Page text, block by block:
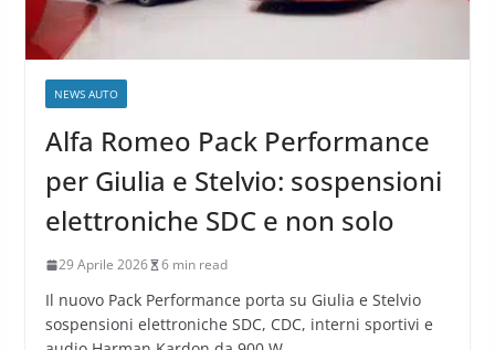
NEWS AUTO
Alfa Romeo Pack Performance
per Giulia e Stelvio: sospensioni
elettroniche SDC e non solo
29 Aprile 2026 6 min read
Il nuovo Pack Performance porta su Giulia e Stelvio
sospensioni elettroniche SDC, CDC, interni sportivi e